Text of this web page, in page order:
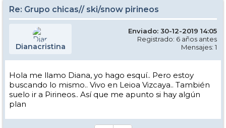
Re: Grupo chicas// ski/snow pirineos
Dianacristina
Enviado: 30-12-2019 14:05
Registrado: 6 años antes
Mensajes: 1
Hola me llamo Diana, yo hago esquí.. Pero estoy
buscando lo mismo.. Vivo en Leioa Vizcaya.. También
suelo ir a Pirineos.. Así que me apunto si hay algún
plan